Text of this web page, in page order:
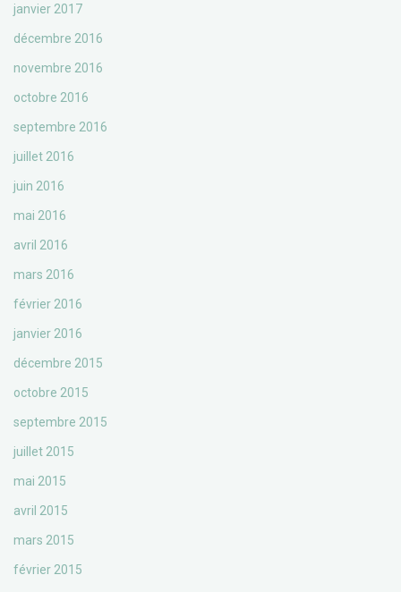
janvier 2017
décembre 2016
novembre 2016
octobre 2016
septembre 2016
juillet 2016
juin 2016
mai 2016
avril 2016
mars 2016
février 2016
janvier 2016
décembre 2015
octobre 2015
septembre 2015
juillet 2015
mai 2015
avril 2015
mars 2015
février 2015